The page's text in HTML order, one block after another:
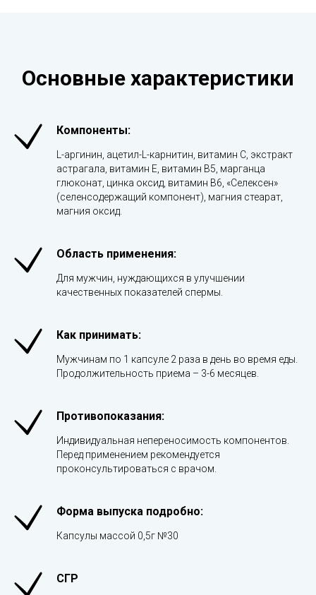
Основные характеристики
Компоненты:
L-аргинин, ацетил-L-карнитин, витамин С, экстракт
астрагала, витамин Е, витамин В5, марганца
глюконат, цинка оксид, витамин В6, «Селексен»
(селенсодержащий компонент), магния стеарат,
магния оксид.
Область применения:
Для мужчин, нуждающихся в улучшении
качественных показателей спермы.
Как принимать:
Мужчинам по 1 капсуле 2 раза в день во время еды.
Продолжительность приема – 3-6 месяцев.
Противопоказания:
Индивидуальная непереносимость компонентов.
Перед применением рекомендуется
проконсультироваться с врачом.
Форма выпуска подробно:
Капсулы массой 0,5г №30
СГР